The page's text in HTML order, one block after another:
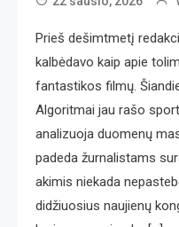
Prieš dešimtmetį
kalbėdavo kaip apie
fantastikos filmų.
Algoritmai jau rašo
analizuoja duomenų
padeda žurnalistams
akimis niekada
didžiuosius naujienų